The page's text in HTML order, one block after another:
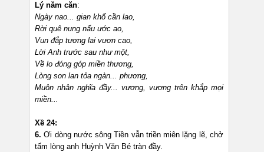
Lý năm căn:
Ngày nao... gian khổ cần lao,
Rời quê nung nấu ước ao,
Vun đắp tương lai vươn cao,
Lời Anh trước sau như một,
Về lo đóng góp miền thương,
Lòng son lan tỏa ngàn... phương,
Muôn nhân nghĩa đầy... vương, vương trên khắp mọi
miền...
Xề 24:
6. Ơi dòng nước sông Tiền vẫn triền miên lặng lẽ, chở
tấm lòng anh Huỳnh Văn Bé tràn đầy.